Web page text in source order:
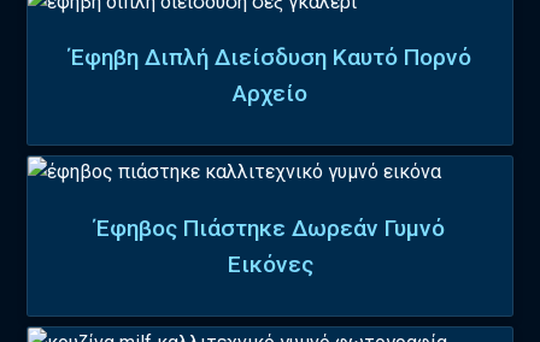
Έφηβη Διπλή Διείσδυση Καυτό Πορνό
Αρχείο
Έφηβος Πιάστηκε Δωρεάν Γυμνό
Εικόνες